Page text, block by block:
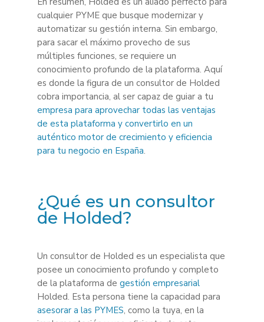
cualquier PYME que busque modernizar y
automatizar su gestión interna. Sin embargo,
para sacar el máximo provecho de sus
múltiples funciones, se requiere un
conocimiento profundo de la plataforma. Aquí
es donde la figura de un consultor de Holded
cobra importancia, al ser capaz de guiar a tu
empresa para aprovechar todas las ventajas
de esta plataforma y convertirlo en un
auténtico motor de crecimiento y eficiencia
para tu negocio en España.
¿Qué es un consultor
de Holded?
Un consultor de Holded es un especialista que
posee un conocimiento profundo y completo
de la plataforma de gestión empresarial
Holded. Esta persona tiene la capacidad para
asesorar a las PYMES, como la tuya, en la